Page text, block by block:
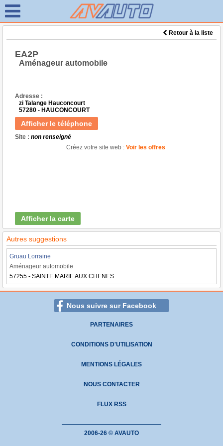
Retour à la liste
EA2P
Aménageur automobile
Adresse :
zi Talange Hauconcourt
57280 - HAUCONCOURT
Afficher le téléphone
Site : non renseigné
Créez votre site web : Voir les offres
Afficher la carte
Autres suggestions
Gruau Lorraine
Aménageur automobile
57255 - SAINTE MARIE AUX CHENES
Nous suivre sur Facebook
PARTENAIRES
CONDITIONS D'UTILISATION
MENTIONS LÉGALES
NOUS CONTACTER
FLUX RSS
2006-26 © AVAUTO